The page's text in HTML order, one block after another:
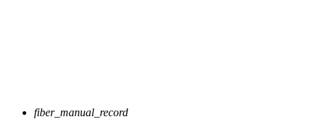
fiber_manual_record